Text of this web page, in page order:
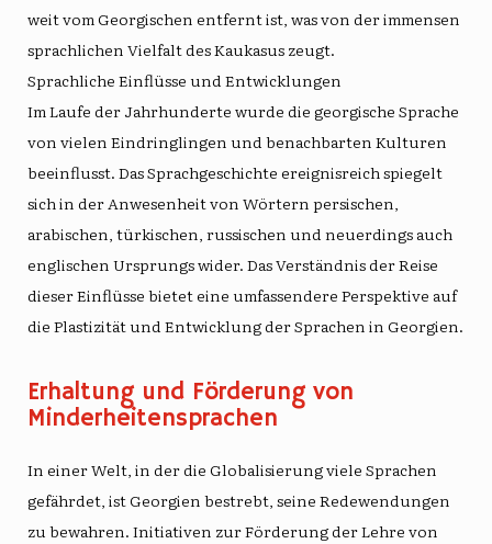
weit vom Georgischen entfernt ist, was von der immensen
sprachlichen Vielfalt des Kaukasus zeugt.
Sprachliche Einflüsse und Entwicklungen
Im Laufe der Jahrhunderte wurde die georgische Sprache
von vielen Eindringlingen und benachbarten Kulturen
beeinflusst. DasSprachgeschichte ereignisreich spiegelt
sich in der Anwesenheit von Wörtern persischen,
arabischen, türkischen, russischen und neuerdings auch
englischen Ursprungs wider. Das Verständnis der Reise
dieser Einflüsse bietet eine umfassendere Perspektive auf
die Plastizität und Entwicklung der Sprachen in Georgien.
Erhaltung und Förderung von
Minderheitensprachen
In einer Welt, in der die Globalisierung viele Sprachen
gefährdet, ist Georgien bestrebt, seine Redewendungen
zu bewahren. Initiativen zur Förderung der Lehre von